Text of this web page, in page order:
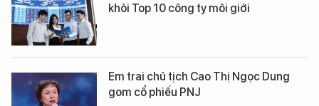
khỏi Top 10 công ty môi giới
Em trai chủ tịch Cao Thị Ngọc Dung
gom cổ phiếu PNJ